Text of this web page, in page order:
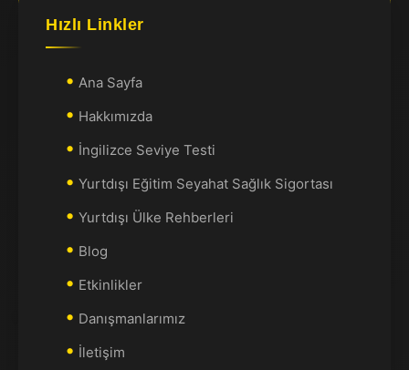
Hızlı Linkler
Ana Sayfa
Hakkımızda
İngilizce Seviye Testi
Yurtdışı Eğitim Seyahat Sağlık Sigortası
Yurtdışı Ülke Rehberleri
Blog
Etkinlikler
Danışmanlarımız
İletişim